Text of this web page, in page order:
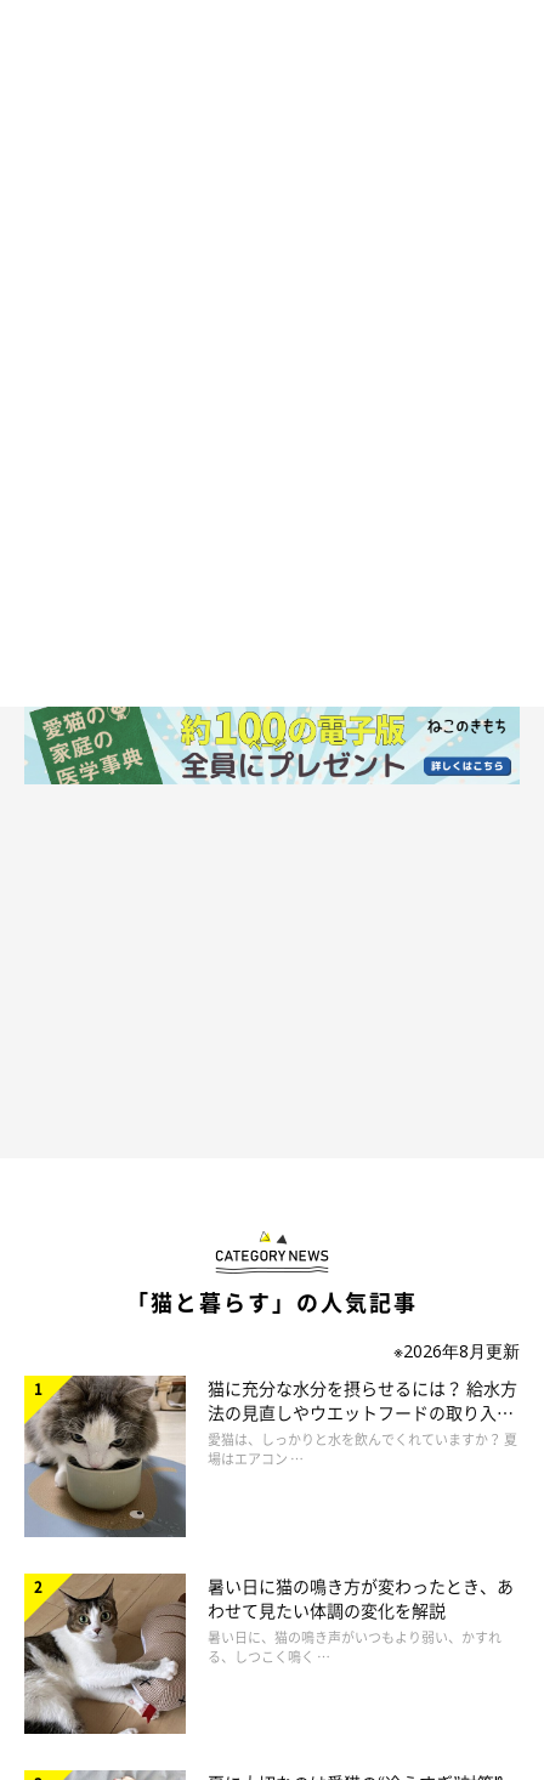
ねこのきもち投稿写真ギャラリー
爪切りを嫌がる猫の爪切りをする場合は、猫がリラックスしてい
るときがいいでしょう。2人いる場合は、なでたりおやつで気を
そらしている間にもう1人が切るとスムーズです。タオルや洗濯
ネットに入れたると大人しく爪を切らせてくれるコもいます。
また、爪切りの種類を変えてあげると切らせてくれることも。す
べての爪を一気に切るのではなく、1日1本ずつなど猫に無理がな
いようにしましょう。爪を切らせてくれたときは、猫が好きなご
ほうびを与えると効果的です。
どうしても家での爪切りが難しい場合は、動物病院にお願いしま
「猫と暮らす」の人気記事
※2026年8月更新
猫に充分な水分を摂らせるには？ 給水方
法の見直しやウエットフードの取り入れ
方を解説
愛猫は、しっかりと水を飲んでくれていますか？ 夏
場はエアコン …
暑い日に猫の鳴き方が変わったとき、あ
わせて見たい体調の変化を解説
暑い日に、猫の鳴き声がいつもより弱い、かすれ
る、しつこく鳴く …